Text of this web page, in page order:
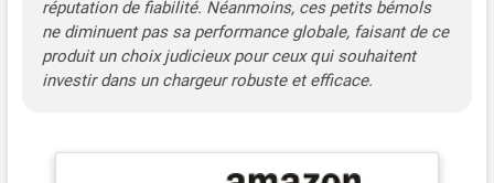
-30°C à +50°C, idéal pour les
voyages, le camping et tout
type de conditions
extérieures. Sécurité
automatiquement la
puissance en fonction de la
réputation de fiabilité. Néanmoins, ces petits bémols
ne diminuent pas sa performance globale, faisant de ce
produit un choix judicieux pour ceux qui souhaitent
investir dans un chargeur robuste et efficace.